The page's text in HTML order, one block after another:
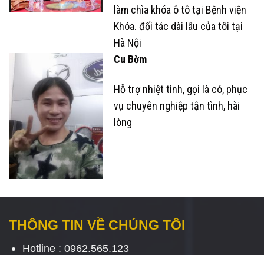
làm chìa khóa ô tô tại Bệnh viện
Khóa. đối tác dài lâu của tôi tại
Hà Nội
Cu Bờm
Hỗ trợ nhiệt tình, gọi là có, phục
vụ chuyên nghiệp tận tình, hài
lòng
THÔNG TIN VỀ CHÚNG TÔI
Hotline : 0962.565.123